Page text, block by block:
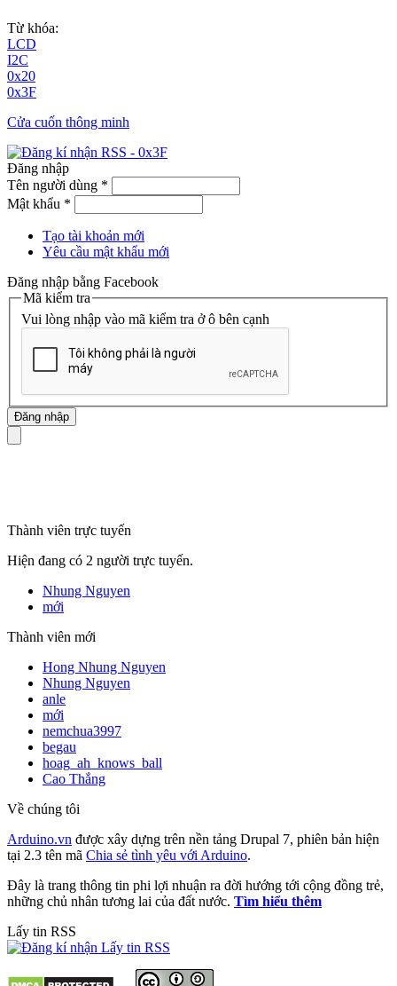
Từ khóa:
LCD
I2C
0x20
0x3F
Cửa cuốn thông minh
Đăng nhập
Tên người dùng *
Mật khẩu *
Tạo tài khoản mới
Yêu cầu mật khẩu mới
Đăng nhập bằng Facebook
Mã kiểm tra
Vui lòng nhập vào mã kiểm tra ở ô bên cạnh
Thành viên trực tuyến
Hiện đang có 2 người trực tuyến.
Nhung Nguyen
mới
Thành viên mới
Hong Nhung Nguyen
Nhung Nguyen
anle
mới
nemchua3997
begau
hoag_ah_knows_ball
Cao Thắng
Về chúng tôi
Arduino.vn được xây dựng trên nền tảng Drupal 7, phiên bản hiện
tại 2.3 tên mã Chia sẻ tình yêu với Arduino.
Đây là trang thông tin phi lợi nhuận ra đời hướng tới cộng đồng trẻ,
những chủ nhân tương lai của đất nước. Tìm hiểu thêm
Lấy tin RSS